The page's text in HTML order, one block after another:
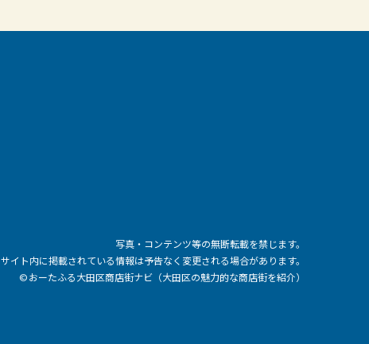
写真・コンテンツ等の無断転載を禁じます。
サイト内に掲載されている情報は予告なく変更される場合があります。
© おーたふる大田区商店街ナビ（大田区の魅力的な商店街を紹介）